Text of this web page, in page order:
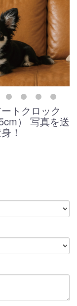
トクロック
） 写真を送
！